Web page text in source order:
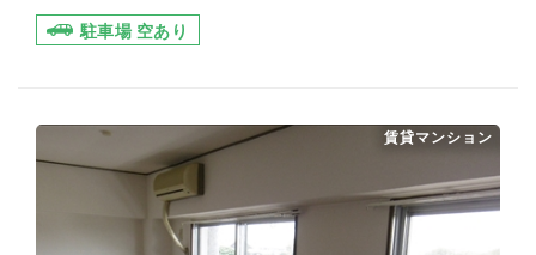
駐車場 空あり
賃貸マンション